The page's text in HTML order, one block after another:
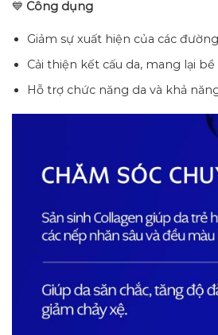
💙 Công dụng
Giảm sự xuất hiện của các
Cải thiện kết cấu da, mang lại
Hỗ trợ chức năng da và khả